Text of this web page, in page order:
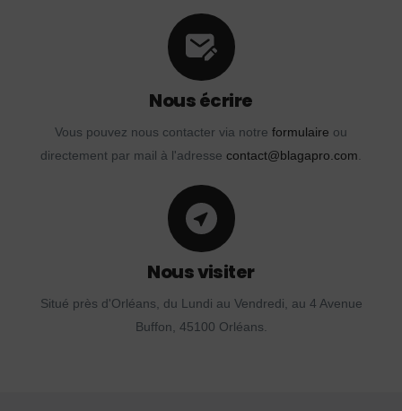
Nous écrire
Vous pouvez nous contacter via notre formulaire ou
directement par mail à l'adresse contact@blagapro.com.
Nous visiter
Situé près d'Orléans, du Lundi au Vendredi, au 4 Avenue
Buffon, 45100 Orléans.